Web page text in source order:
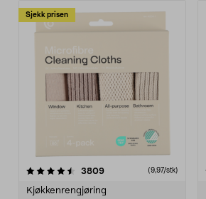
Sjekk prisen
3809anmeldelser(9,97/stk)
Kjøkkenrengjøring
4.5av 5 stjerner